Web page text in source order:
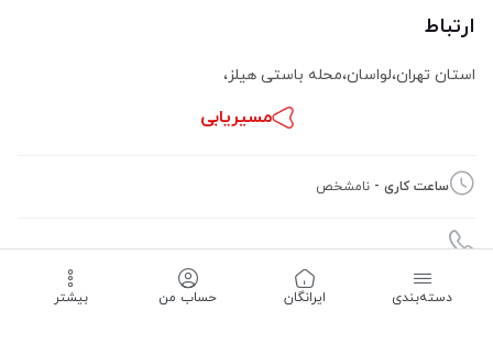
ارتباط
استان تهران،لواسان،محله باستی هیلز،
مسیریابی
ساعت کاری - نامشخص
09125500734
دسته‌بندی ‌ایرانگان حساب من بیشتر